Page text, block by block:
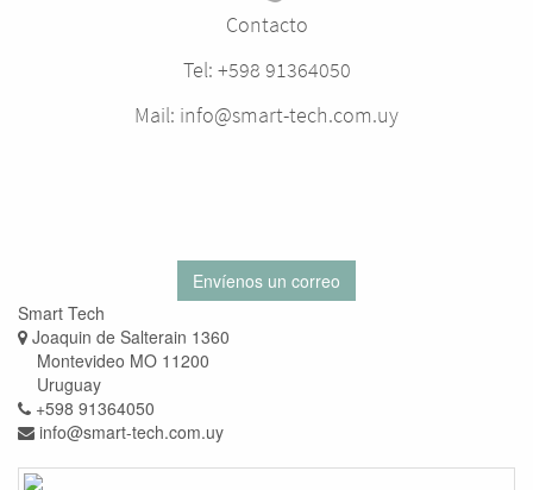
Contacto
Tel: +598 91364050
Mail: info@smart-tech.com.uy
Envíenos un correo
Smart Tech
Joaquin de Salterain 1360
Montevideo MO 11200
Uruguay
+598 91364050
info@smart-tech.com.uy